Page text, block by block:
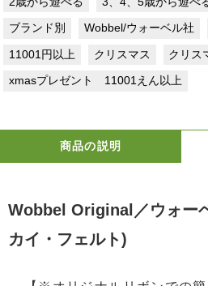
ブランド別 Wobbel/ウォーベル社
11001円以上 クリスマス クリス
xmasプレゼント 11001えん以上
商品の説明
Wobbel Original／ウォー
カイ・フェルト)